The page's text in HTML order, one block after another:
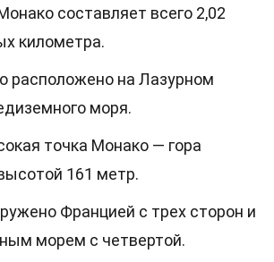
составляет всего 2,02
километра.
расположено на Лазурном
моря.
точка Монако — гора
161 метр.
Францией с трех сторон и
морем с четвертой.